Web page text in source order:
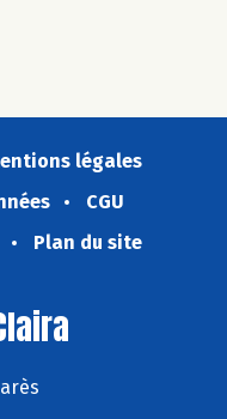
légales
CGU
Plan du site